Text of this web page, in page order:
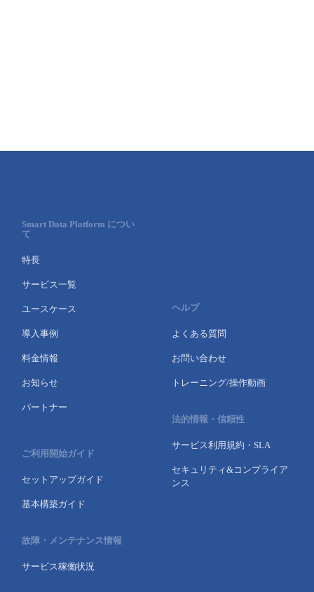
Smart Data Platform につい
て
特長
サービス一覧
ユースケース
導入事例
料金情報
お知らせ
パートナー
ご利用開始ガイド
セットアップガイド
基本構築ガイド
故障・メンテナンス情報
サービス稼働状況
ヘルプ
よくある質問
お問い合わせ
トレーニング/操作動画
法的情報・信頼性
サービス利用規約・SLA
セキュリティ&コンプライア
ンス